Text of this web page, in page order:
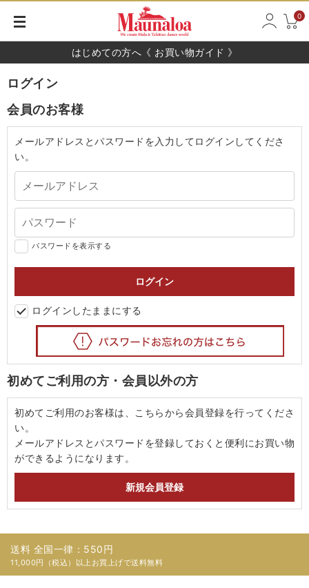
0
はじめての方へ《 お買い物ガイド 》
ログイン
会員のお客様
メールアドレスとパスワードを入力してログインしてくださ
い。
パスワードを表示する
ログインしたままにする
初めてご利用の方・会員以外の方
初めてご利用のお客様は、こちらから会員登録を行ってくださ
い。
メールアドレスとパスワードを登録しておくと便利にお買い物
ができるようになります。
送料 全国一律：550円
11,000円（税込）以上お買上げで送料無料